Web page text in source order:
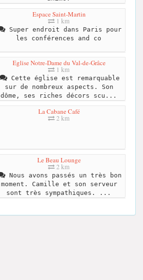
Espace Saint-Martin
1 km
Super endroit dans Paris pour
les conférences and co
Eglise Notre-Dame du Val-de-Grâce
1 km
Cette église est remarquable
sur de nombreux aspects. Son
dôme, ses riches décors scu...
La Cabane Café
2 km
Le Beau Lounge
2 km
Nous avons passés un très bon
moment. Camille et son serveur
sont très sympathiques. ...